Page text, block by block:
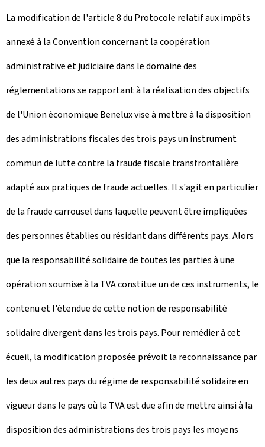
La modification de l'article 8 du Protocole relatif aux impôts
annexé à la Convention concernant la coopération
administrative et judiciaire dans le domaine des
réglementations se rapportant à la réalisation des objectifs
de l'Union économique Benelux vise à mettre à la disposition
des administrations fiscales des trois pays un instrument
commun de lutte contre la fraude fiscale transfrontalière
adapté aux pratiques de fraude actuelles. Il s'agit en particulier
de la fraude carrousel dans laquelle peuvent être impliquées
des personnes établies ou résidant dans différents pays. Alors
que la responsabilité solidaire de toutes les parties à une
opération soumise à la TVA constitue un de ces instruments, le
contenu et l'étendue de cette notion de responsabilité
solidaire divergent dans les trois pays. Pour remédier à cet
écueil, la modification proposée prévoit la reconnaissance par
les deux autres pays du régime de responsabilité solidaire en
vigueur dans le pays où la TVA est due afin de mettre ainsi à la
disposition des administrations des trois pays les moyens